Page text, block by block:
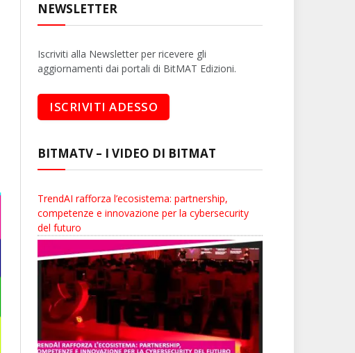
NEWSLETTER
Iscriviti alla Newsletter per ricevere gli
aggiornamenti dai portali di BitMAT Edizioni.
BITMATV – I VIDEO DI BITMAT
TrendAI rafforza l’ecosistema: partnership,
competenze e innovazione per la cybersecurity
del futuro